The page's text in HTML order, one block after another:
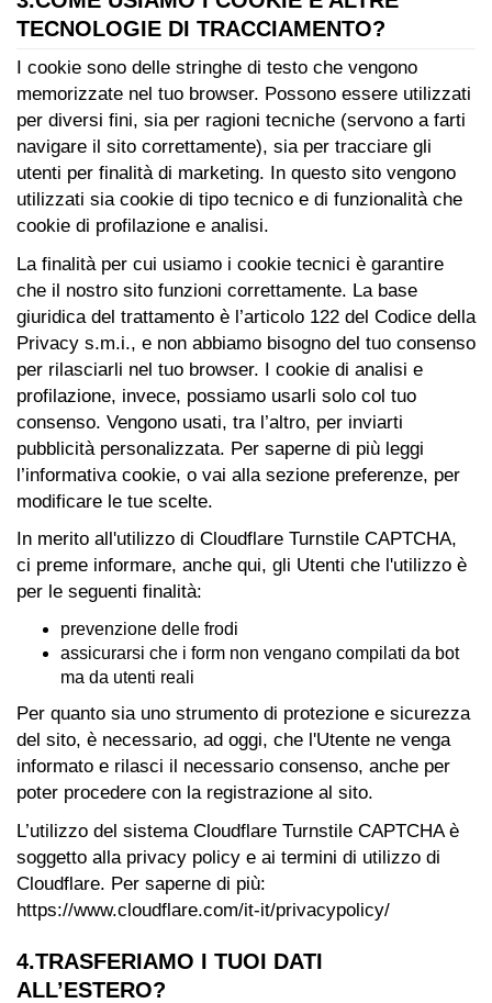
TECNOLOGIE DI TRACCIAMENTO?
I cookie sono delle stringhe di testo che vengono
memorizzate nel tuo browser. Possono essere utilizzati
per diversi fini, sia per ragioni tecniche (servono a farti
navigare il sito correttamente), sia per tracciare gli
utenti per finalità di marketing. In questo sito vengono
utilizzati sia cookie di tipo tecnico e di funzionalità che
cookie di profilazione e analisi.
La finalità per cui usiamo i cookie tecnici è garantire
che il nostro sito funzioni correttamente. La base
giuridica del trattamento è l’articolo 122 del Codice della
Privacy s.m.i., e non abbiamo bisogno del tuo consenso
per rilasciarli nel tuo browser. I cookie di analisi e
profilazione, invece, possiamo usarli solo col tuo
consenso. Vengono usati, tra l’altro, per inviarti
pubblicità personalizzata. Per saperne di più leggi
l’informativa cookie, o vai alla sezione preferenze, per
modificare le tue scelte.
In merito all'utilizzo di Cloudflare Turnstile CAPTCHA,
ci preme informare, anche qui, gli Utenti che l'utilizzo è
per le seguenti finalità:
prevenzione delle frodi
assicurarsi che i form non vengano compilati da bot
ma da utenti reali
Per quanto sia uno strumento di protezione e sicurezza
del sito, è necessario, ad oggi, che l'Utente ne venga
informato e rilasci il necessario consenso, anche per
poter procedere con la registrazione al sito.
L’utilizzo del sistema Cloudflare Turnstile CAPTCHA è
soggetto alla privacy policy e ai termini di utilizzo di
Cloudflare. Per saperne di più:
https://www.cloudflare.com/it-it/privacypolicy/
4.TRASFERIAMO I TUOI DATI
ALL’ESTERO?